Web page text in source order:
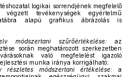
logikai sorrendjének megfelelő
tevékenységek egyértelmű
alapú grafikus ábrázolás is
módszertani szűrőértékelése: az
során meghatározott szerkezetben
való megfelelést igazoló
munka iránya korrigálható;
részletes módszertani értékelése:a